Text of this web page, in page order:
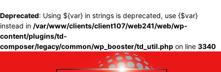
Deprecated: Using ${var} in strings is deprecated, use {$var}
instead in /var/www/clients/client107/web241/web/wp-
content/plugins/td-
composer/legacy/common/wp_booster/td_util.php on line 3340